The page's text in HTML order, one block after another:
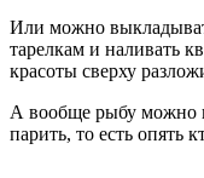
Или можно
тарелкам и наливать
красоты сверху
А вообще рыбу можно
парить, то есть опять